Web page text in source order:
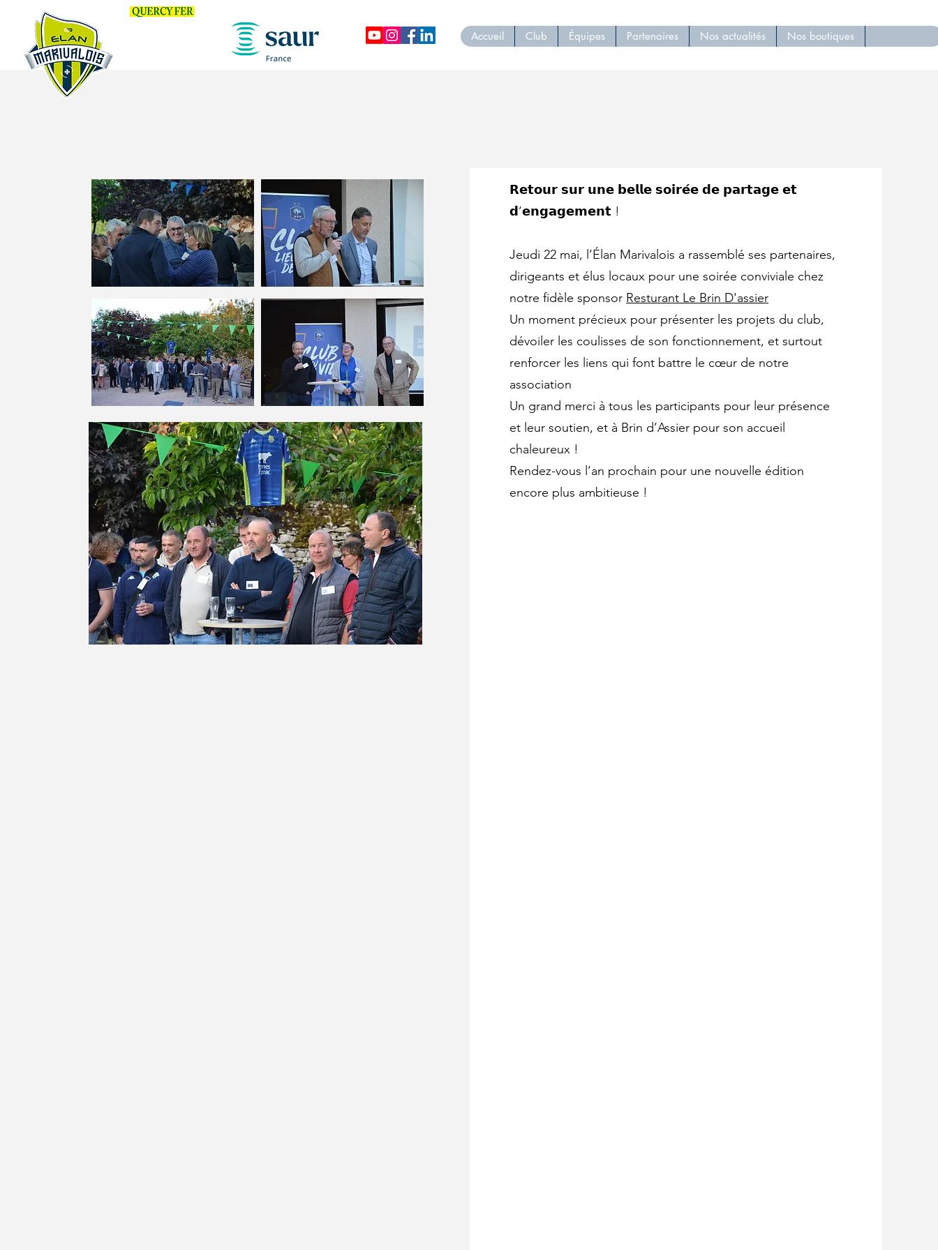
Accueil Club Équipes Partenaires Nos actualités Nos boutiques
𝗥𝗲𝘁𝗼𝘂𝗿 𝘀𝘂𝗿 𝘂𝗻𝗲 𝗯𝗲𝗹𝗹𝗲 𝘀𝗼𝗶𝗿𝗲́𝗲 𝗱𝗲 𝗽𝗮𝗿𝘁𝗮𝗴𝗲 𝗲𝘁
𝗱’𝗲𝗻𝗴𝗮𝗴𝗲𝗺𝗲𝗻𝘁 !
Jeudi 22 mai, l’Élan Marivalois a rassemblé ses partenaires,
dirigeants et élus locaux pour une soirée conviviale chez
notre fidèle sponsor Resturant Le Brin D'assier
Un moment précieux pour présenter les projets du club,
dévoiler les coulisses de son fonctionnement, et surtout
renforcer les liens qui font battre le cœur de notre
association
Un grand merci à tous les participants pour leur présence
et leur soutien, et à Brin d’Assier pour son accueil
chaleureux !
Rendez-vous l’an prochain pour une nouvelle édition
encore plus ambitieuse !